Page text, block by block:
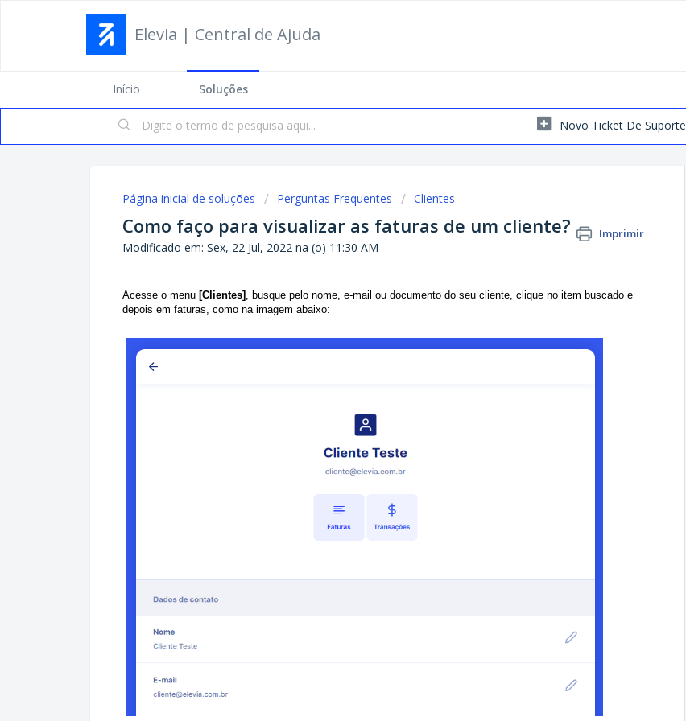
Elevia | Central de Ajuda
Início Soluções
Novo Ticket De Suporte
Página inicial de soluções Perguntas Frequentes Clientes
Como faço para visualizar as faturas de um cliente? Imprimir
Modificado em: Sex, 22 Jul, 2022 na (o) 11:30 AM
Acesse o menu [Clientes] , busque pelo nome, e-mail ou documento do seu cliente, clique no item buscado e
depois em faturas, como na imagem abaixo: